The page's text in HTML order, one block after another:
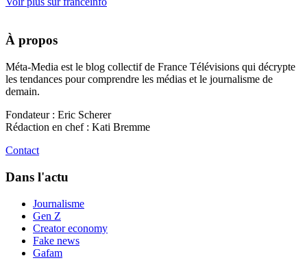
À propos
Méta-Media est le blog collectif de France Télévisions qui décrypte
les tendances pour comprendre les médias et le journalisme de
demain.
Fondateur : Eric Scherer
Rédaction en chef : Kati Bremme
Contact
Dans l'actu
Journalisme
Gen Z
Creator economy
Fake news
Gafam